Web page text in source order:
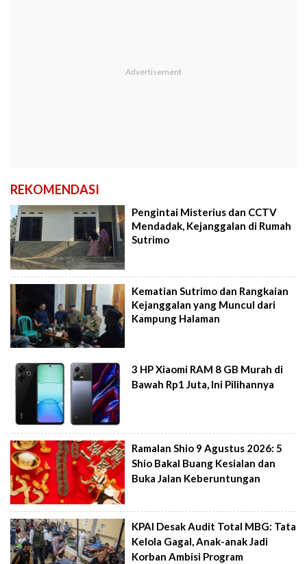
REKOMENDASI
Pengintai Misterius dan CCTV
Mendadak, Kejanggalan di Rumah
Sutrimo
Kematian Sutrimo dan Rangkaian
Kejanggalan yang Muncul dari
Kampung Halaman
3 HP Xiaomi RAM 8 GB Murah di
Bawah Rp1 Juta, Ini Pilihannya
Ramalan Shio 9 Agustus 2026: 5
Shio Bakal Buang Kesialan dan
Buka Jalan Keberuntungan
KPAI Desak Audit Total MBG: Tata
Kelola Gagal, Anak-anak Jadi
Korban Ambisi Program